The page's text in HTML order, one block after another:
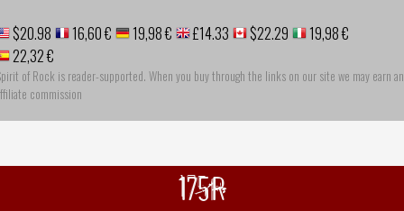
$20.98 16,60 € 19,98 € £14.33 $22.29
19,98 €
22,32 €
of Rock is reader-supported. When you buy through the links on our site we may earn an
commission
175R